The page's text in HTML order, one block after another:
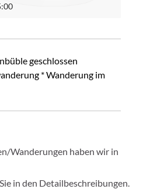
geschlossen
* Wanderung im
Wanderungen haben wir in
in den Detailbeschreibungen.